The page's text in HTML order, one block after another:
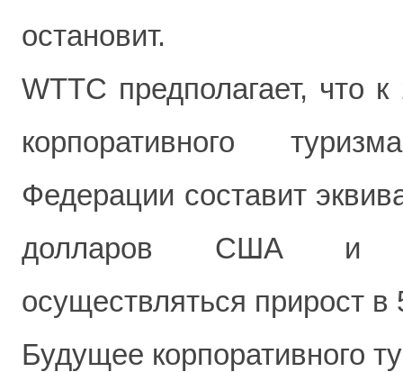
остановит.
WTTC предполагает, что
корпоративного
Федерации составит
долларов США и
осуществляться прирост в
Будущее корпоративного